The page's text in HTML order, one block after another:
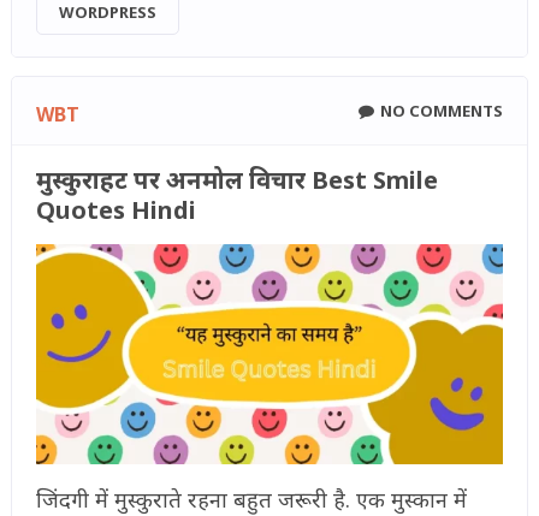
WORDPRESS
WBT NO COMMENTS
मुस्कुराहट पर अनमोल विचार Best Smile
Quotes Hindi
जिंदगी में मुस्कुराते रहना बहुत जरूरी है. एक मुस्कान में